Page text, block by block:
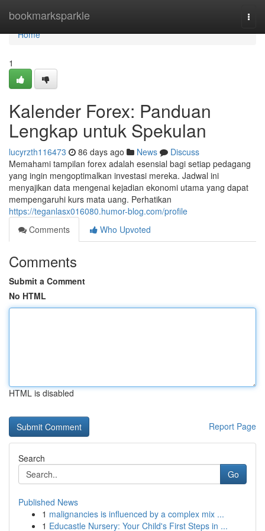
bookmarksparkle
Home
Home
1
Kalender Forex: Panduan
Lengkap untuk Spekulan
lucyrzth116473 86 days ago News
Discuss
Memahami tampilan forex adalah esensial bagi setiap pedagang
yang ingin mengoptimalkan investasi mereka. Jadwal ini
menyajikan data mengenai kejadian ekonomi utama yang dapat
mempengaruhi kurs mata uang. Perhatikan
https://teganlasx016080.humor-blog.com/profile
Comments
Who Upvoted
Comments
Submit a Comment
No HTML
HTML is disabled
Report Page
Search
Go
Published News
1 malignancies is influenced by a complex mix ...
1 Educastle Nursery: Your Child's First Steps in ...